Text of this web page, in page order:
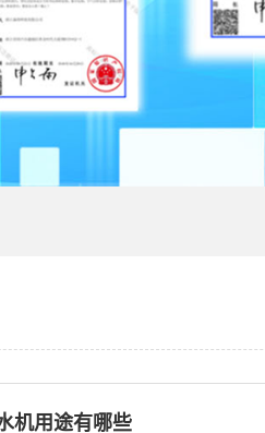
机用途有哪些